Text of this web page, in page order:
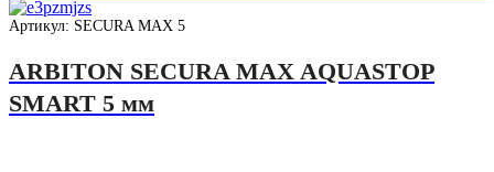
Артикул: SECURA MAX 5
ARBITON SECURA MAX AQUASTOP
SMART 5 мм